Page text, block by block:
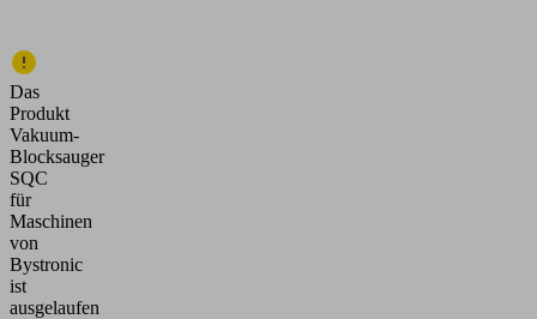
Das
Produkt
Vakuum-
Blocksauger
SQC
für
Maschinen
von
Bystronic
ist
ausgelaufen